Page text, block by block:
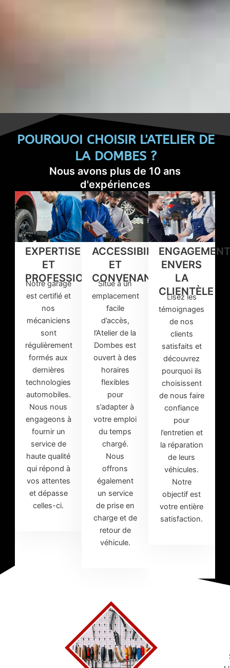
POURQUOI CHOISIR L'ATELIER DE
LA DOMBES ?
Nous avons plus de 10 ans
d'expériences
EXPERTISE
ET
PROFESSIONNALISME
Notre garage
est certifié et
nos
mécaniciens
sont
régulièrement
formés aux
dernières
technologies
automobiles.
Nous nous
engageons à
fournir un
service de
haute qualité
qui répond à
vos attentes
et dépasse
celles-ci.
ACCESSIBILITÉ
ET
CONVENANCE
Situé à un
emplacement
facile
d’accès,
l’Atelier de la
Dombes est
ouvert à des
horaires
flexibles
pour
s’adapter à
votre emploi
du temps
chargé.
Nous
offrons
également
un service
de prise en
charge et de
retour de
véhicule.
ENGAGEMENT
ENVERS
LA
CLIENTÈLE
Lisez les
témoignages
de nos
clients
satisfaits et
découvrez
pourquoi ils
choisissent
de nous faire
confiance
pour
l’entretien et
la réparation
de leurs
véhicules.
Notre
objectif est
votre entière
satisfaction.